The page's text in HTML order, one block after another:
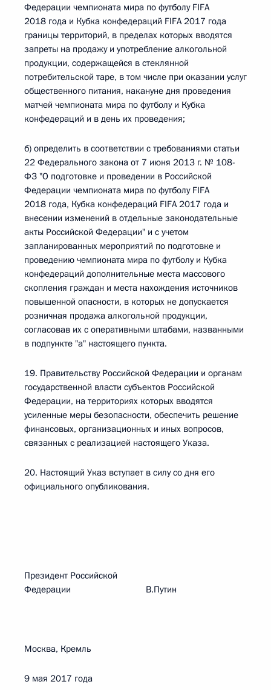
Федерации чемпионата мира по футболу FIFA
2018 года и Кубка конфедераций FIFA 2017 года
границы территорий, в пределах которых вводятся
запреты на продажу и употребление алкогольной
продукции, содержащейся в стеклянной
потребительской таре, в том числе при оказании услуг
общественного питания, накануне дня проведения
матчей чемпионата мира по футболу и Кубка
конфедераций и в день их проведения;
б) определить в соответствии с требованиями статьи
22 Федерального закона от 7 июня 2013 г. № 108-
ФЗ "О подготовке и проведении в Российской
Федерации чемпионата мира по футболу FIFA
2018 года, Кубка конфедераций FIFA 2017 года и
внесении изменений в отдельные законодательные
акты Российской Федерации" и с учетом
запланированных мероприятий по подготовке и
проведению чемпионата мира по футболу и Кубка
конфедераций дополнительные места массового
скопления граждан и места нахождения источников
повышенной опасности, в которых не допускается
розничная продажа алкогольной продукции,
согласовав их с оперативными штабами, названными
в подпункте "а" настоящего пункта.
19. Правительству Российской Федерации и органам
государственной власти субъектов Российской
Федерации, на территориях которых вводятся
усиленные меры безопасности, обеспечить решение
финансовых, организационных и иных вопросов,
связанных с реализацией настоящего Указа.
20. Настоящий Указ вступает в силу со дня его
официального опубликования.
Президент Российской
Федерации В.Путин
Москва, Кремль
9 мая 2017 года